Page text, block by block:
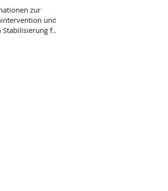
zur
und
Stabilisierung für